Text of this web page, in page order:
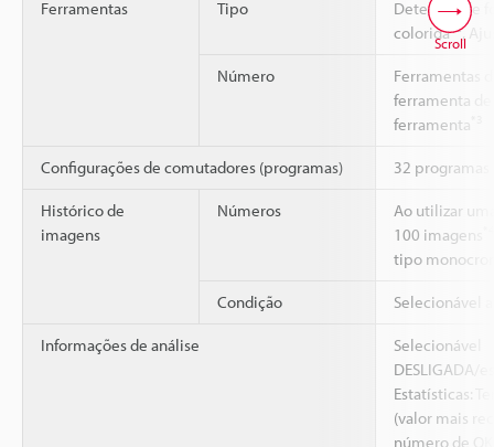
Ferramentas Tipo
Detecção de
colorida*2,
Número
Ferramentas
ferramenta
ferramenta
Configurações de comutadores (programas) 32 programas
Histórico de
imagens
Números
Ao utilizar
100 imagens
tipo
Condição Selecionável
Informações de análise
Selecionável
DESLIGADA/
Estatísticas:
(valor mais
número de
Scroll